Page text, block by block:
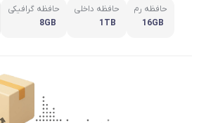
حافظه رم
16GB
حافظه داخلی
1TB
حافظه گرافیکی
8GB